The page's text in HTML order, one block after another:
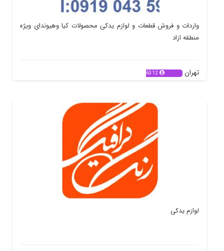
واردات و فروش قطعات و لوازم یدکی محصولات کیا وهیوندای ویژه
منطقه ازاد
تهران 6312
لوازم یدکی